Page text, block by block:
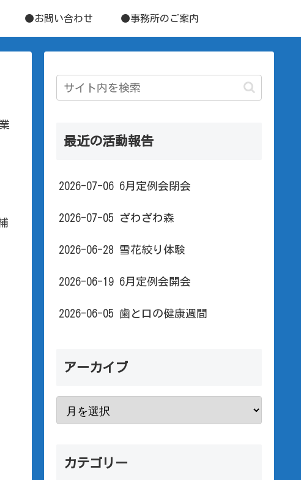
●お問い合わせ ●事務所のご案内
最近の活動報告
2026-07-06 6月定例会閉会
2026-07-05 ざわざわ森
2026-06-28 雪花絞り体験
2026-06-19 6月定例会開会
2026-06-05 歯と口の健康週間
アーカイブ
カテゴリー